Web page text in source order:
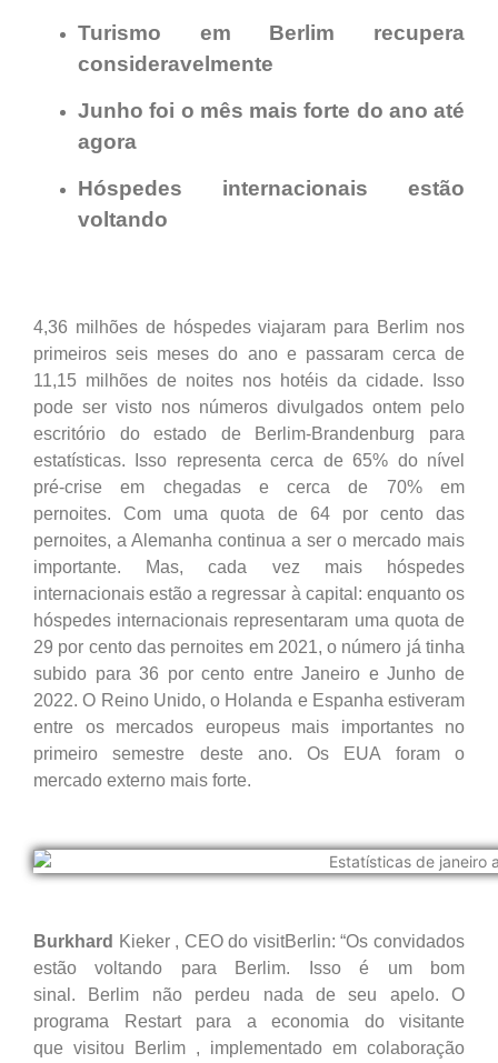
Turismo em Berlim recupera
consideravelmente
Junho foi o mês mais forte do ano até
agora
Hóspedes internacionais estão
voltando
4,36 milhões de hóspedes viajaram para Berlim nos
primeiros seis meses do ano e passaram cerca de
11,15 milhões de noites nos hotéis da cidade. Isso
pode ser visto nos números divulgados ontem pelo
escritório do estado de Berlim-Brandenburg para
estatísticas. Isso representa cerca de 65% do nível
pré-crise em chegadas e cerca de 70% em
pernoites. Com uma quota de 64 por cento das
pernoites, a Alemanha continua a ser o mercado mais
importante. Mas, cada vez mais hóspedes
internacionais estão a regressar à capital: enquanto os
hóspedes internacionais representaram uma quota de
29 por cento das pernoites em 2021, o número já tinha
subido para 36 por cento entre Janeiro e Junho de
2022. O Reino Unido, o Holanda e Espanha estiveram
entre os mercados europeus mais importantes no
primeiro semestre deste ano. Os EUA foram o
mercado externo mais forte.
Burkhard Kieker, CEO do visitBerlin: “Os convidados
estão voltando para Berlim. Isso é um bom
sinal. Berlim não perdeu nada de seu apelo. O
programa Restart para a economia do visitante
que visitou Berlim , implementado em colaboração